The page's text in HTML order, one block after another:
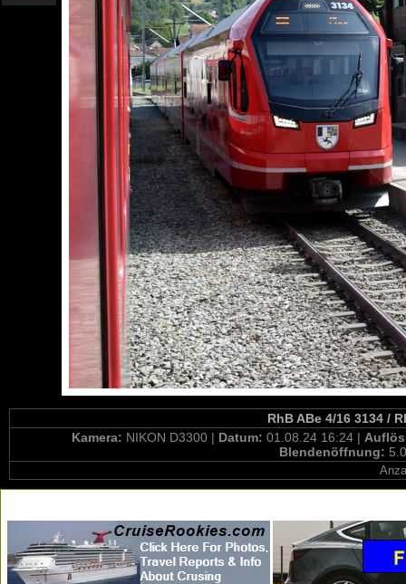
RhB ABe 4/16 3134 /
Kamera: NIKON D3300 | Datum: 01.08.24 16:24 |
Blendenöffnung: